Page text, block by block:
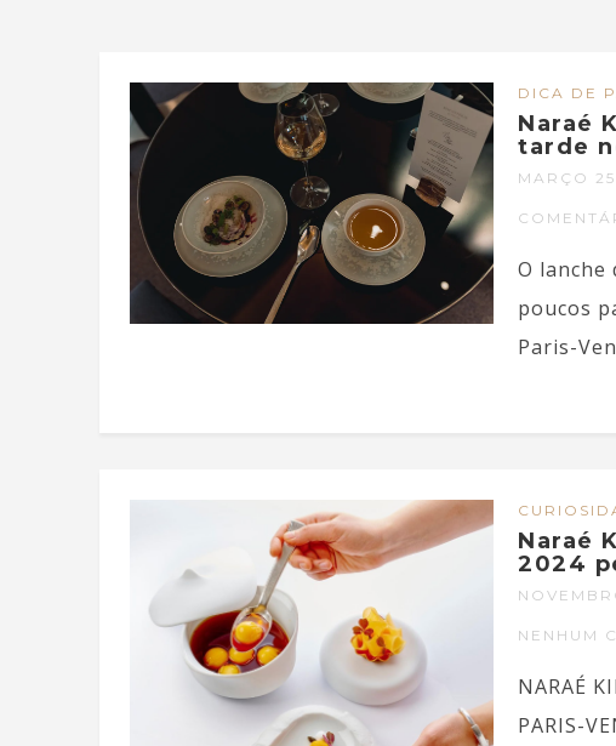
DICA DE
Naraé
tarde
MARÇO
O lanche
poucos
Paris-
Naraé
2024
NENHUM
NARAÉ
PARIS-